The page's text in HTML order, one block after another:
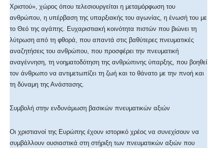
Χριστού», χώρος όπου τελεσιουργείται η μεταμόρφωση του
ανθρώπου, η υπέρβαση της υπαρξιακής του αγωνίας, η ένωσή του με
το Θεό της αγάπης. Ευχαριστιακή κοινότητα πιστών που βιώνει τη
λύτρωση από τη φθορά, που απαντά στις βαθύτερες πνευματικές
αναζητήσεις του ανθρώπου, που προσφέρει την πνευματική
αναγέννηση, τη νοηματοδότηση της ανθρώπινης ύπαρξης, που βοηθεί
τον άνθρωπο να αντιμετωπίζει τη ζωή και το θάνατο με την πνοή και
τη δύναμη της Ανάστασης.
Συμβολή στην ενδυνάμωση βασικών πνευματικών αξιών
Οι χριστιανοί της Ευρώπης έχουν ιστορικό χρέος να συνεχίσουν να
συμβάλλουν ουσιαστικά στη στήριξη των πνευματικών αξιών που